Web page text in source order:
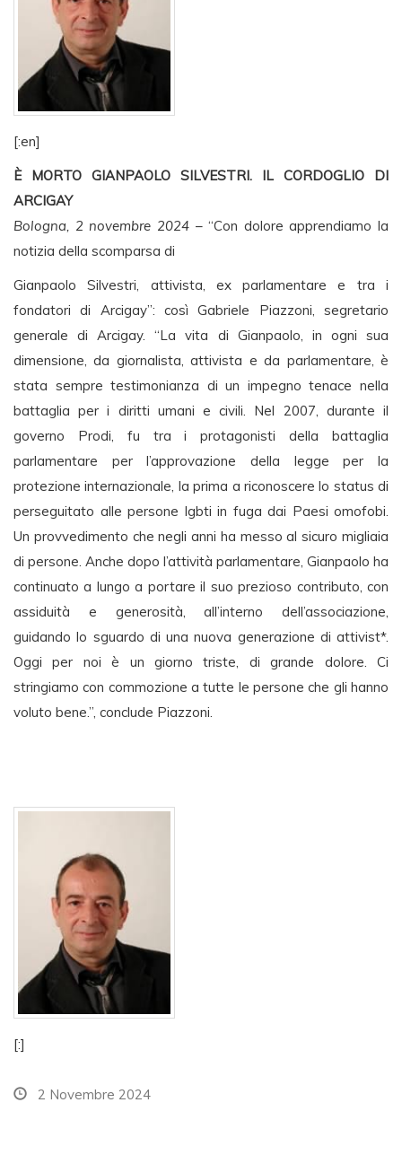
[:en]
È MORTO GIANPAOLO SILVESTRI. IL CORDOGLIO DI
ARCIGAY
Bologna, 2 novembre 2024 – “Con dolore apprendiamo la
notizia della scomparsa di
Gianpaolo Silvestri, attivista, ex parlamentare e tra i
fondatori di Arcigay”: così Gabriele Piazzoni, segretario
generale di Arcigay. “La vita di Gianpaolo, in ogni sua
dimensione, da giornalista, attivista e da parlamentare, è
stata sempre testimonianza di un impegno tenace nella
battaglia per i diritti umani e civili. Nel 2007, durante il
governo Prodi, fu tra i protagonisti della battaglia
parlamentare per l’approvazione della legge per la
protezione internazionale, la prima a riconoscere lo status di
perseguitato alle persone lgbti in fuga dai Paesi omofobi.
Un provvedimento che negli anni ha messo al sicuro migliaia
di persone. Anche dopo l’attività parlamentare, Gianpaolo ha
continuato a lungo a portare il suo prezioso contributo, con
assiduità e generosità, all’interno dell’associazione,
guidando lo sguardo di una nuova generazione di attivist*.
Oggi per noi è un giorno triste, di grande dolore. Ci
stringiamo con commozione a tutte le persone che gli hanno
voluto bene.”, conclude Piazzoni.
[:]
2 Novembre 2024